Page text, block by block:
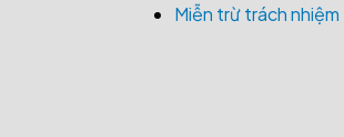
Miễn trừ trách nhiệm